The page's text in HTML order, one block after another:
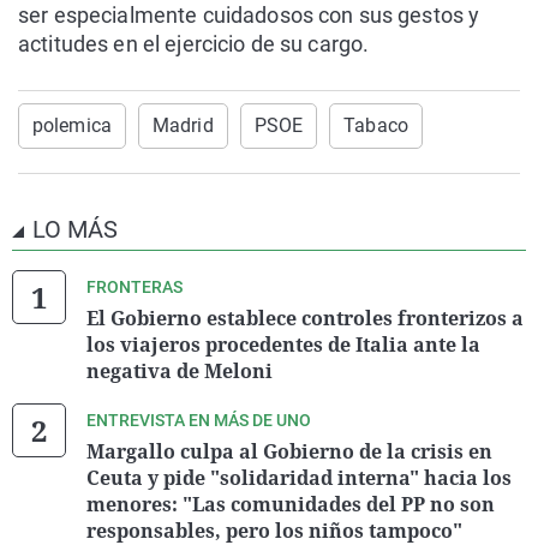
ser especialmente cuidadosos con sus gestos y
actitudes en el ejercicio de su cargo.
polemica Madrid PSOE Tabaco
LO MÁS
FRONTERAS
El Gobierno establece controles fronterizos a
los viajeros procedentes de Italia ante la
negativa de Meloni
ENTREVISTA EN MÁS DE UNO
Margallo culpa al Gobierno de la crisis en
Ceuta y pide "solidaridad interna" hacia los
menores: "Las comunidades del PP no son
responsables, pero los niños tampoco"